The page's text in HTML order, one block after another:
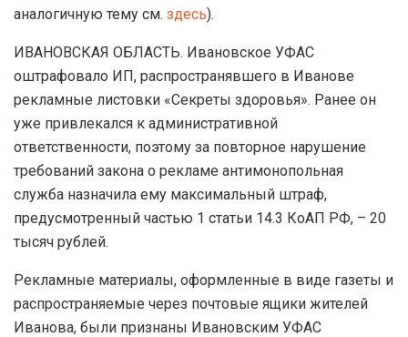
аналогичную тему см. здесь).
ИВАНОВСКАЯ ОБЛАСТЬ. Ивановское УФАС
оштрафовало ИП, распространявшего в Иванове
рекламные листовки «Секреты здоровья». Ранее он
уже привлекался к административной
ответственности, поэтому за повторное нарушение
требований закона о рекламе антимонопольная
служба назначила ему максимальный штраф,
предусмотренный частью 1 статьи 14.3 КоАП РФ, – 20
тысяч рублей.
Рекламные материалы, оформленные в виде газеты и
распространяемые через почтовые ящики жителей
Иванова, были признаны Ивановским УФАС